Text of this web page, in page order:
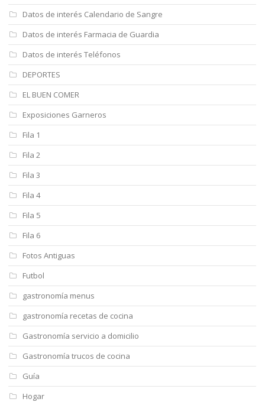
Datos de interés Calendario de Sangre
Datos de interés Farmacia de Guardia
Datos de interés Teléfonos
DEPORTES
EL BUEN COMER
Exposiciones Garneros
Fila 1
Fila 2
Fila 3
Fila 4
Fila 5
Fila 6
Fotos Antiguas
Futbol
gastronomía menus
gastronomía recetas de cocina
Gastronomía servicio a domicilio
Gastronomía trucos de cocina
Guía
Hogar